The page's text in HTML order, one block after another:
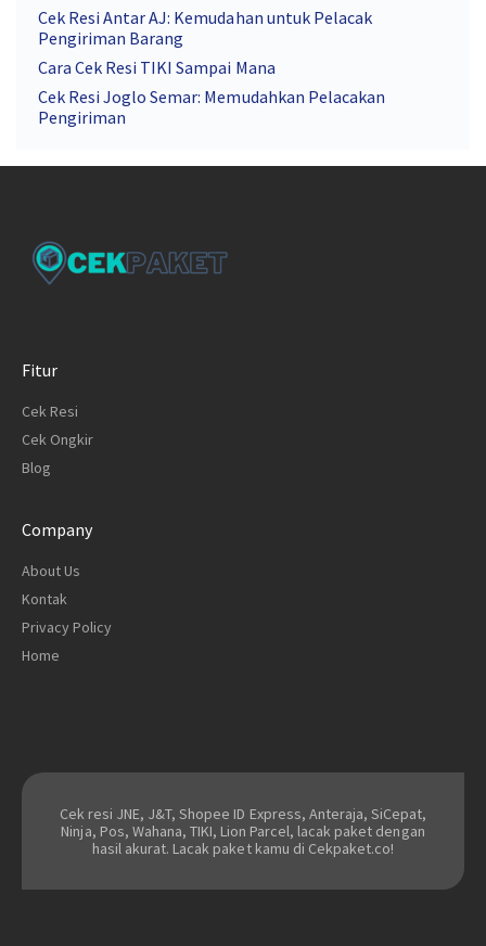
Cek Resi Antar AJ: Kemudahan untuk Pelacak
Pengiriman Barang
Cara Cek Resi TIKI Sampai Mana
Cek Resi Joglo Semar: Memudahkan Pelacakan
Pengiriman
Fitur
Cek Resi
Cek Ongkir
Blog
Company
About Us
Kontak
Privacy Policy
Home
Cek resi JNE, J&T, Shopee ID Express, Anteraja, SiCepat,
Ninja, Pos, Wahana, TIKI, Lion Parcel, lacak paket dengan
hasil akurat. Lacak paket kamu di Cekpaket.co!